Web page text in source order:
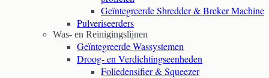
Geïntegreerde Shredder & Breker Machine
Pulveriseerders
Was- en Reinigingslijnen
Geïntegreerde Wassystemen
Droog- en Verdichtingseenheden
Foliedensifier & Squeezer